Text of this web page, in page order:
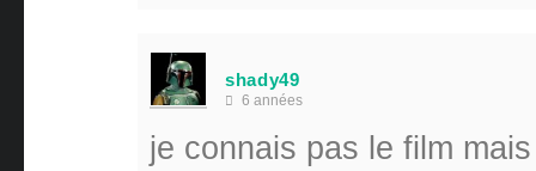
shady49
6 années
je connais pas le film